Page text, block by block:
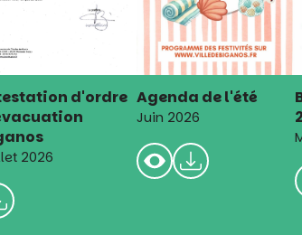
d'ordre
2026
Agenda de l'été
Juin 2026